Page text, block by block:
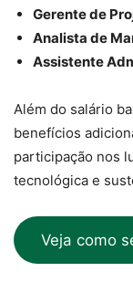
Gerente de
Analista de
Assistente
Além do salário
benefícios
participação nos
tecnológica e
Veja como